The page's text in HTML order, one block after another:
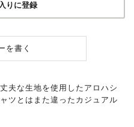
りに登録
を書く
夫な生地を使用したアロハシ
ツとはまた違ったカジュアル